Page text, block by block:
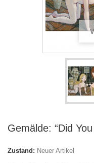
Gemälde: “Did
Zustand: Neuer Artikel